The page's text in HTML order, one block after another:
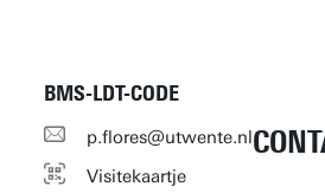
BMS-LDT-CODE
p.flores@utwente.nl
Visitekaartje